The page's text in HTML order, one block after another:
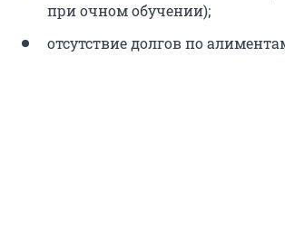
при очном обучении);
отсутствие долгов по